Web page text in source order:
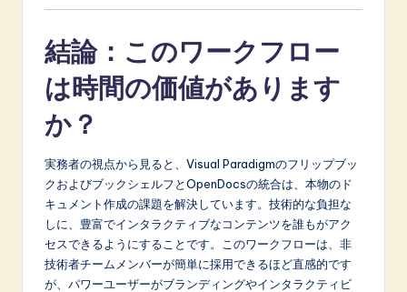
結論：このワークフロー
は時間の価値があります
か？
実務者の視点から見ると、Visual Paradigmのフリップブッ
クおよびブックシェルフとOpenDocsの統合は、本物のド
キュメント作成の課題を解決しています。技術的な負担な
しに、豊富でインタラクティブなコンテンツを誰もがアク
セスできるようにすることです。このワークフローは、非
技術者チームメンバーが簡単に採用できるほど直感的です
が、パワーユーザーがブランディングやインタラクティビ